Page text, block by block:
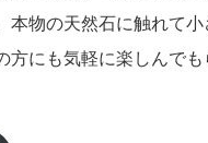
本物の天然石に触れて小
方にも気軽に楽しんでも